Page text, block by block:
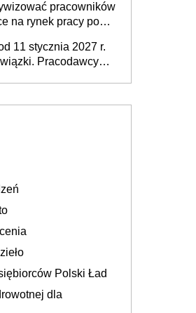
pracowników
na rynek pracy po
Powstanie Fundusz
w Zatrudnianiu?
11 stycznia 2027 r.
Pracodawcy
Polski Ład
dla